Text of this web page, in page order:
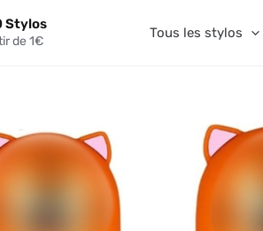
Stylos
de 1€ Tous les stylos